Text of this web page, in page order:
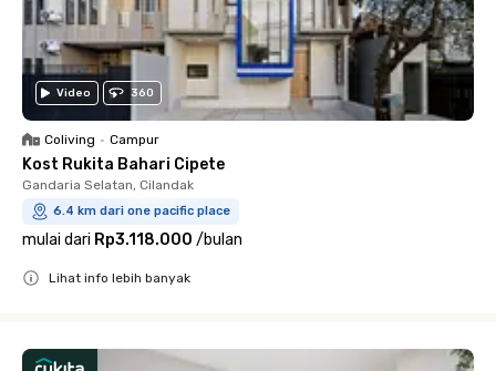
Video 360
Coliving • Campur
Kost Rukita Bahari Cipete
Gandaria Selatan, Cilandak
6.4 km dari one pacific place
mulai dari Rp3.118.000 /bulan
Lihat info lebih banyak